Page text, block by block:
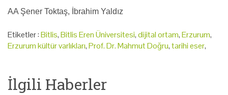
AA Şener Toktaş, İbrahim Yaldız
Etiketler :Bitlis,Bitlis Eren Üniversitesi,dijital ortam,Erzurum,
Erzurum kültür varlıkları,Prof. Dr. Mahmut Doğru,tarihi eser,
İlgili Haberler